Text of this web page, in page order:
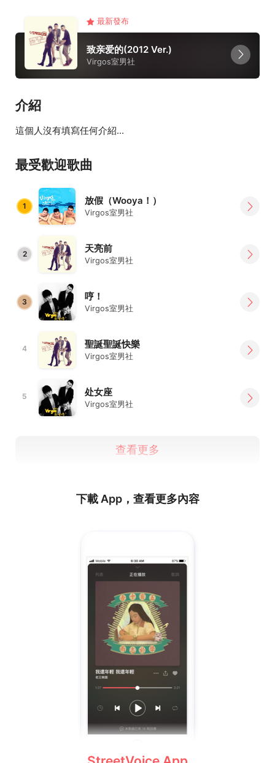
最新發布
致亲爱的(2012 Ver.)
Virgos室男社
介紹
這個人沒有填寫任何介紹...
最受歡迎歌曲
1 放假（Wooya！）
Virgos室男社
2 天亮前
Virgos室男社
3 哼！
Virgos室男社
4 聖誕聖誕快樂
Virgos室男社
5 处女座
Virgos室男社
查看更多
下載 App，查看更多內容